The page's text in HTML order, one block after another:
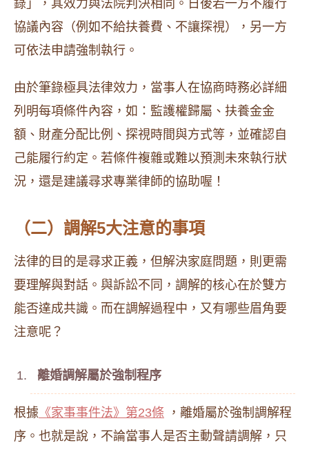
錄」，其效力與法院判決相同。日後若一方不履行
協議內容（例如不給扶養費、不讓探視），另一方
可依法申請強制執行。
由於筆錄極具法律效力，當事人在協商時務必詳細
列明每項條件內容，如：監護權歸屬、扶養金金
額、財產分配比例、探視時間與方式等，並確認自
己能履行約定。若條件複雜或難以預測未來執行狀
況，還是建議尋求專業律師的協助喔！
（二）調解5大注意的事項
法律的目的是尋求正義，但解決家庭問題，則更需
要理解與對話。與訴訟不同，調解的核心在於雙方
能否達成共識。而在調解過程中，又有哪些眉角要
注意呢？
離婚調解屬於強制程序
根據 《家事事件法》第23條 ，離婚屬於強制調解程
序。也就是說，不論當事人是否主動聲請調解，只